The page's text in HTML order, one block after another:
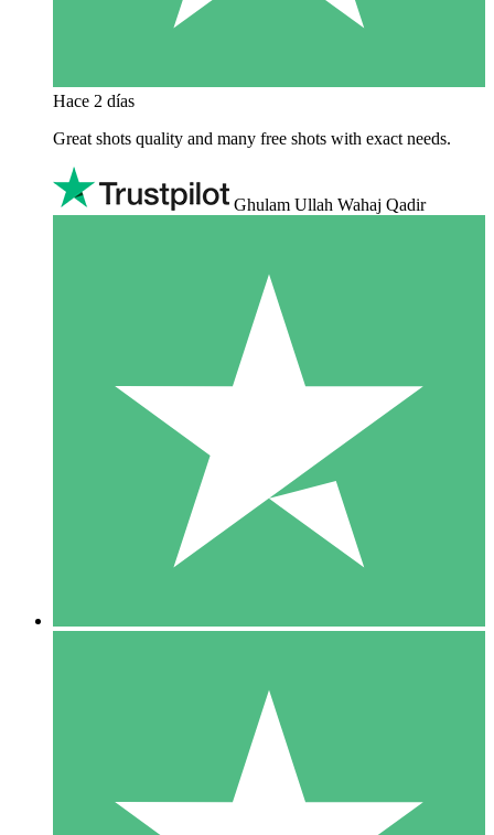
Hace 2 días
Great shots quality and many free shots with exact needs.
Ghulam Ullah Wahaj Qadir